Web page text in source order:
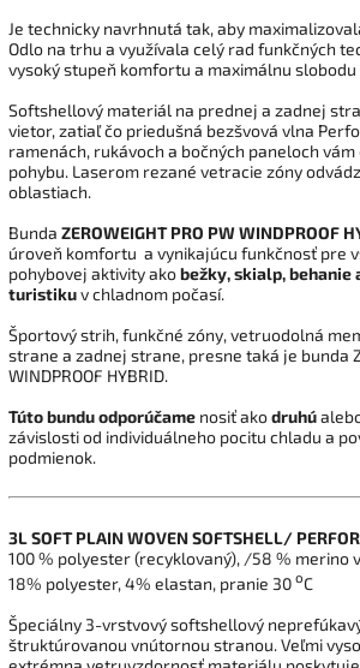
Je technicky navrhnutá tak, aby
Odlo na trhu a využívala celý rad funkčných
vysoký stupeň komfortu a maximálnu slobodu
Softshellový materiál na prednej a zadnej
vietor, zatiaľ čo priedušná bezšvová vlna
ramenách, rukávoch a bočných paneloch
pohybu. Laserom rezané vetracie zóny
oblastiach.
Bunda ZEROWEIGHT PRO PW WINDPROOF
úroveň komfortu a vynikajúcu funkčnosť pre
pohybovej aktivity akobežky, skialp, behanie
turistikuv chladnom počasí.
Športový strih, funkčné zóny, vetruodolná
strane a zadnej strane, presne taká je bunda
WINDPROOF HYBRID.
Tútobunduodporúčame nosiť akodruhú
závislosti od individuálneho pocitu chladu a
podmienok.
3L SOFT PLAIN WOVEN SOFTSHELL/
100 % polyester (recyklovaný), /58 % merino
18% polyester, 4% elastan, pranie 30 oC
Špeciálny 3-vrstvový softshellový
štruktúrovanou vnútornou stranou. Veľmi